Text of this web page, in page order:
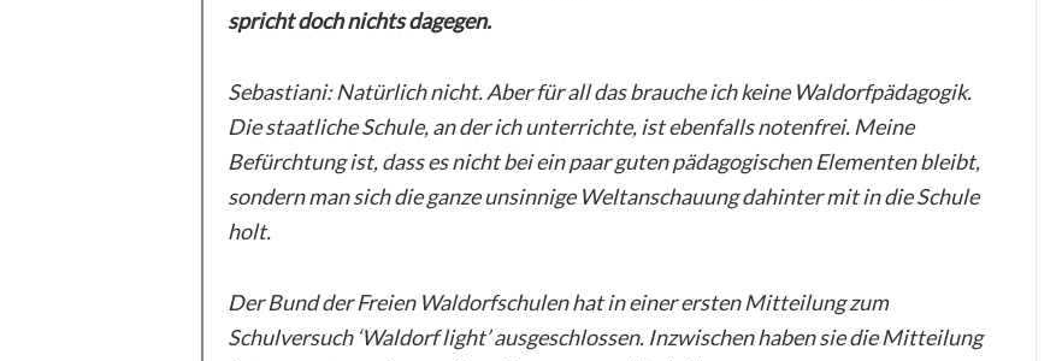
spricht doch nichts dagegen.
Sebastiani: Natürlich nicht. Aber für all das brauche ich keine Waldorfpädagogik.
Die staatliche Schule, an der ich unterrichte, ist ebenfalls notenfrei. Meine
Befürchtung ist, dass es nicht bei ein paar guten pädagogischen Elementen bleibt,
sondern man sich die ganze unsinnige Weltanschauung dahinter mit in die Schule
holt.
Der Bund der Freien Waldorfschulen hat in einer ersten Mitteilung zum
Schulversuch ‘Waldorf light’ ausgeschlossen. Inzwischen haben sie die Mitteilung